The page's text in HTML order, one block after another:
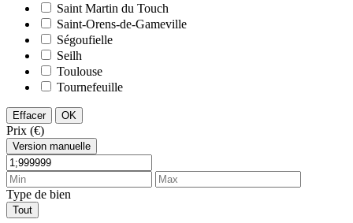
Saint Martin du Touch
Saint-Orens-de-Gameville
Ségoufielle
Seilh
Toulouse
Tournefeuille
Effacer OK
Prix (€)
Version manuelle
Type de bien
Tout